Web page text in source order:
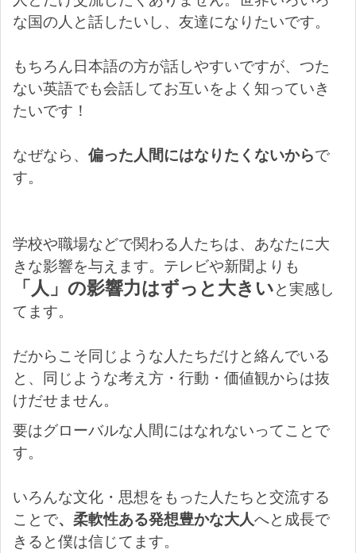
な国の人と話したいし、友達になりたいです。
もちろん日本語の方が話しやすいですが、つた
ない英語でも会話してお互いをよく知っていき
たいです！
なぜなら、 偏った人間にはなりたくないからで
す。
学校や職場などで関わる人たちは、あなたに大
きな影響を与えます。テレビや新聞よりも
「人」の影響力はずっと大きいと実感し
てます。
だからこそ同じような人たちだけと絡んでいる
と、同じような考え方・行動・価値観からは抜
けだせません。
要はグローバルな人間にはなれないってことで
す。
いろんな文化・思想をもった人たちと交流する
ことで、柔軟性ある発想豊かな大人へと成長で
きると僕は信じてます。